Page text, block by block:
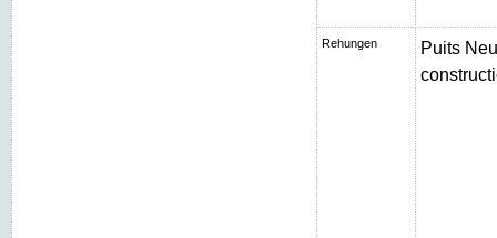
Rehungen
Puits